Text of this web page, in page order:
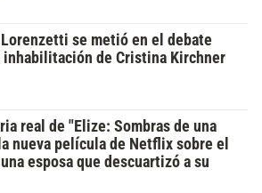
Lorenzetti se metió en el debate
inhabilitación de Cristina Kirchner
real de "Elize: Sombras de una
nueva película de Netflix sobre el
esposa que descuartizó a su